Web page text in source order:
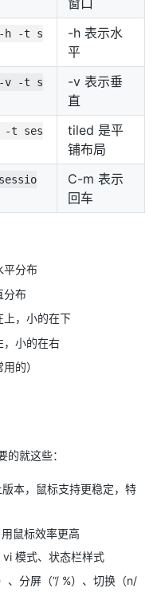
窗口
-h -t s
-h 表示水
平
-v -t s
-v 表示垂
直
-t ses
tiled 是平
铺布局
C-m 表示
回车
平分布
分布
上，小的在下
，小的在右
的）
就这些：
本，鼠标支持更稳定，特
鼠标效率更高
模式、状态栏样式
、分屏（”/ %）、切换（n/